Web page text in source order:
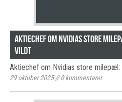
Aktiechef om Nvidias store
vildt
Aktiechef om Nvidias store milepæl:
29 oktober 2025//0kommentarer